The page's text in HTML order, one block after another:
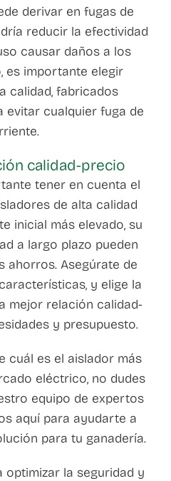
derivar en fugas de
reducir la efectividad
causar daños a los
es importante elegir
calidad, fabricados
evitar cualquier fuga de
calidad-precio
tener en cuenta el
de alta calidad
inicial más elevado, su
a largo plazo pueden
ahorros. Asegúrate de
y elige la
mejor relación calidad-
y presupuesto.
cuál es el aislador más
eléctrico, no dudes
equipo de expertos
aquí para ayudarte a
para tu ganadería.
optimizar la seguridad y